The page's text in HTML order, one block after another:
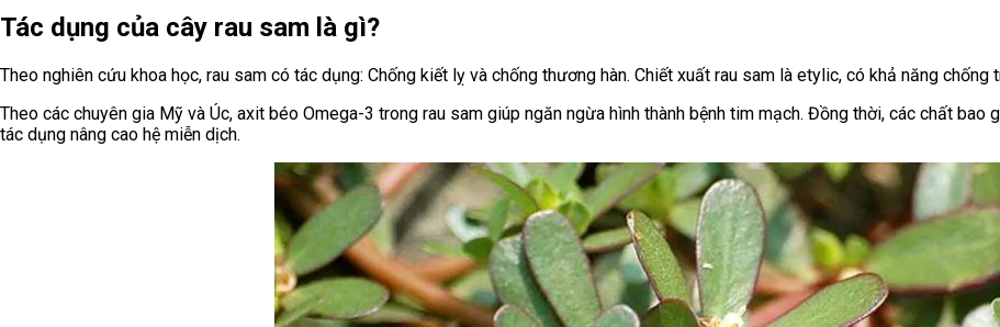
Tác dụng của cây rau sam là gì?
Theo nghiên cứu khoa học, rau sam có tác dụng: Chống kiết lỵ và chống thương hàn. Chiết xuất rau sam là etylic, có khả năng
Theo các chuyên gia Mỹ và Úc, axit béo Omega-3 trong rau sam giúp ngăn ngừa hình thành bệnh tim mạch. Đồng thời, các chất bao
tác dụng nâng cao hệ miễn dịch.